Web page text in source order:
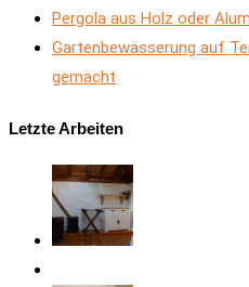
Pergola aus Holz oder
Gartenbewässerung auf
gemacht
Letzte Arbeiten